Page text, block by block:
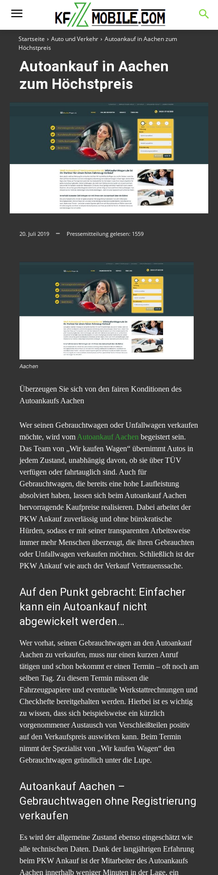
Startseite Auto und Verkehr
Autoankauf in Aachen zum
Höchstpreis
Autoankauf in Aachen
zum Höchstpreis
20. Juli 2019 Pressemitteilung gelesen: 1559
Aachen
Überzeugen Sie sich von den fairen Konditionen des
Autoankaufs Aachen
Wer seinen Gebrauchtwagen oder Unfallwagen verkaufen
möchte, wird vom Autoankauf Aachen begeistert sein.
Das Team von „Wir kaufen Wagen“ übernimmt Autos in
jedem Zustand, unabhängig davon, ob sie über TÜV
verfügen oder fahrtauglich sind. Auch für
Gebrauchtwagen, die bereits eine hohe Laufleistung
absolviert haben, lassen sich beim Autoankauf Aachen
hervorragende Kaufpreise realisieren. Dabei arbeitet der
PKW Ankauf zuverlässig und ohne bürokratische
Hürden, sodass er mit seiner transparenten Arbeitsweise
immer mehr Menschen überzeugt, die ihren Gebrauchten
oder Unfallwagen verkaufen möchten. Schließlich ist der
PKW Ankauf wie auch der Verkauf Vertrauenssache.
Auf den Punkt gebracht: Einfacher
kann ein Autoankauf nicht
abgewickelt werden…
Wer vorhat, seinen Gebrauchtwagen an den Autoankauf
Aachen zu verkaufen, muss nur einen kurzen Anruf
tätigen und schon bekommt er einen Termin – oft noch am
selben Tag. Zu diesem Termin müssen die
Fahrzeugpapiere und eventuelle Werkstattrechnungen und
Checkhefte bereitgehalten werden. Hierbei ist es wichtig
zu wissen, dass sich beispielsweise ein kürzlich
vorgenommener Austausch von Verschleißteilen positiv
auf den Verkaufspreis auswirken kann. Beim Termin
nimmt der Spezialist von „Wir kaufen Wagen“ den
Gebrauchtwagen gründlich unter die Lupe.
Autoankauf Aachen –
Gebrauchtwagen ohne Registrierung
verkaufen
Es wird der allgemeine Zustand ebenso eingeschätzt wie
alle technischen Daten. Dank der langjährigen Erfahrung
beim PKW Ankauf ist der Mitarbeiter des Autoankaufs
Aachen innerhalb weniger Minuten in der Lage, ein